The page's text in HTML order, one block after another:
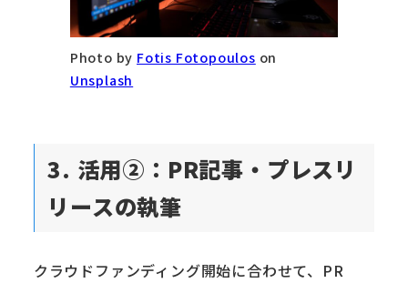
Photo by Fotis Fotopoulos on
Unsplash
3. 活用②：PR記事・プレスリ
リースの執筆
クラウドファンディング開始に合わせて、PR